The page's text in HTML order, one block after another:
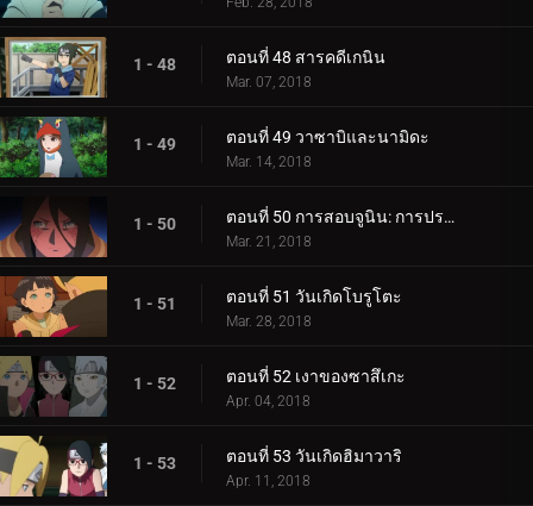
1 - 48 ตอนที่ 48 สารคดีเกนิน
Mar. 07, 2018
1 - 49 ตอนที่ 49 วาซาบิและนามิดะ
Mar. 14, 2018
1 - 50 ตอนที่ 50 การสอบจูนิน: การประชุมข้อเสนอแนะ
Mar. 21, 2018
1 - 51 ตอนที่ 51 วันเกิดโบรูโตะ
Mar. 28, 2018
1 - 52 ตอนที่ 52 เงาของซาสึเกะ
Apr. 04, 2018
1 - 53 ตอนที่ 53 วันเกิดฮิมาวาริ
Apr. 11, 2018